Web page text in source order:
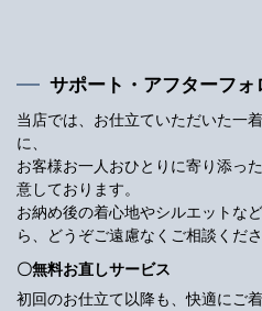
サポート・アフターフォ
当店では、お仕立ていただいた一
に、
お客様お一人おひとりに寄り添っ
意しております。
お納め後の着心地やシルエットな
ら、どうぞご遠慮なくご相談くださ
〇無料お直しサービス
初回のお仕立て以降も、快適にご